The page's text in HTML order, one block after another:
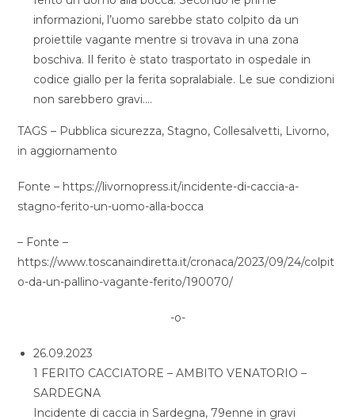
informazioni, l’uomo sarebbe stato colpito da un
proiettile vagante mentre si trovava in una zona
boschiva. Il ferito è stato trasportato in ospedale in
codice giallo per la ferita sopralabiale. Le sue condizioni
non sarebbero gravi….
TAGS – Pubblica sicurezza, Stagno, Collesalvetti, Livorno,
in aggiornamento
Fonte – https://livornopress.it/incidente-di-caccia-a-
stagno-ferito-un-uomo-alla-bocca
– Fonte –
https://www.toscanaindiretta.it/cronaca/2023/09/24/colpit
o-da-un-pallino-vagante-ferito/190070/
-o-
26.09.2023
1 FERITO CACCIATORE – AMBITO VENATORIO –
SARDEGNA
Incidente di caccia in Sardegna, 79enne in gravi